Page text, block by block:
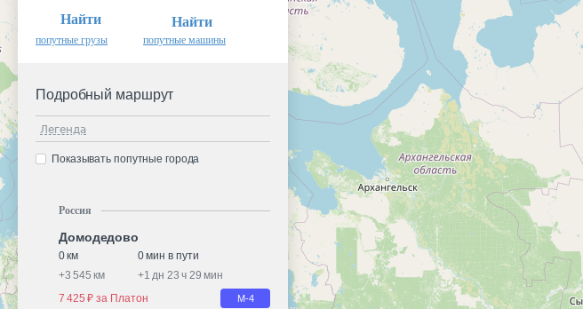
Найти
попутные грузы
Найти
попутные машины
Подробный маршрут
Легенда
Показывать попутные города
Россия
Домодедово
0 км
0 мин в пути
+3 545 км +1 дн 23 ч 29 мин
7 425 ₽ за Платон
М-4